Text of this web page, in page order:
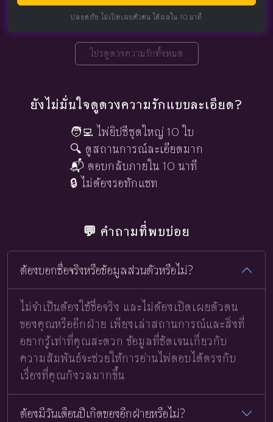
ปลอดภัย ไม่เปิดเผยตัวตน ได้ผลใน 10 นาที
โปรดูดวงความรักทั้งหมด
ยังไม่มั่นใจดูดวงความรักแบบละเอียด?
🧑‍💻 ไพ่ยิปซีชุดใหญ่ 10 ใบ
🔍 ดูสถานการณ์ละเอียดมาก
📬 ตอบกลับภายใน 10 นาที
🔒 ไม่ต้องรอทักแชท
💬 คำถามที่พบบ่อย
ต้องบอกชื่อจริงหรือข้อมูลส่วนตัวหรือไม่?
ไม่จำเป็นต้องใช้ชื่อจริง และไม่ต้องเปิดเผยตัวตน
ของคุณหรืออีกฝ่าย เพียงเล่าสถานการณ์และสิ่งที่
อยากรู้เท่าที่คุณสะดวก ข้อมูลที่ชัดเจนเกี่ยวกับ
ความสัมพันธ์จะช่วยให้การอ่านไพ่ตอบได้ตรงกับ
เรื่องที่คุณกังวลมากขึ้น
ต้องมีวันเดือนปีเกิดของอีกฝ่ายหรือไม่?